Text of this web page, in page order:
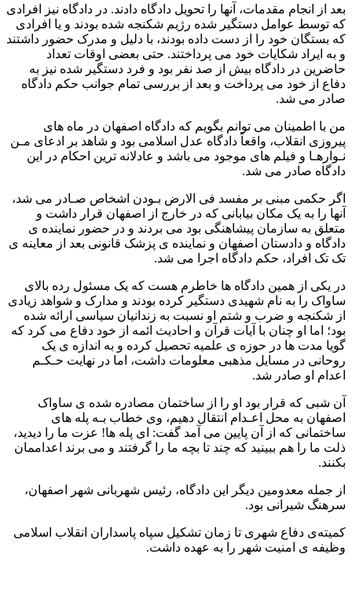
بعد از انجام مقدمات، آنها را تحویل دادگاه دادند. در دادگاه نیز افرادی
که توسط عوامل دستگیر شده رژیم شکنجه شده بودند و یا افرادی
که بستگان خود را از دست داده بودند، با دلیل و مدرک حضور داشتند
و به ایراد شکایات خود می پرداختند. حتی بعضی اوقات تعداد
حاضرین در دادگاه بیش از صد نفر بود و فرد دستگیر شده نیز به
دفاع از خود می پرداخت و بعد از بررسی تمام جوانب حکم دادگاه
صادر می شد.
من با اطمینان می توانم بگویم که دادگاه اصفهان در ماه های
پیروزی انقلاب، واقعاً دادگاه عدل اسلامی بود و شاهد بر ادعای مـن
نـوارهـا و فیلم های موجود می باشد و عادلانه ترین احکام در این
دادگاه صادر می شد.
اگر حکمی مبنی بر مفسد فی الارض بـودن اشخاص صـادر می شد،
آنها را به یک مکان بیابانی که در خارج از اصفهان قرار داشت و
متعلق به سازمان پیشاهنگی بود می بردند و در حضور نماینده ی
دادگاه و دادستان اصفهان و نماینده ی پزشک قانونی بعد از معاینه ی
تک تک افراد، حکم دادگاه اجرا می شد.
در یکی از همین دادگاه ها خاطرم هست که یک مسئول رده بالای
ساواک را به نام شهیدی دستگیر کرده بودند و مدارک و شواهد زیادی
از شکنجه و ضرب و شتم او نسبت به زندانیان سیاسی ارائه شده
بود؛ اما او چنان با آیات قرآن و احادیث ائمه از خود دفاع می کرد که
گویا مدت ها در حوزه ی علمیه تحصیل کرده و به اندازه ی یک
روحانی در مسایل مذهبی معلومات داشت، اما در نهایت حـکـم
اعدام او صادر شد.
آن شبی که قرار بود او را از ساختمان مصادره شده ی ساواک
اصفهان به محل اعـدام انتقال دهیم، وی خطاب بـه پله های
ساختمانی که از آن پایین می آمد گفت: ای پله ها! عزت ما را دیدید،
ذلت ما را هم ببینید که چند تا بچه ما را گرفتند و می برند اعداممان
بکنند.
از جمله معدومین دیگر این دادگاه، رئیس شهربانی شهر اصفهان،
سرهنگ شیرانی بود.
کمیته‌ی دفاع شهری تا زمان تشکیل سپاه پاسداران انقلاب اسلامی
وظیفه ی امنیت شهر را به عهده داشت.